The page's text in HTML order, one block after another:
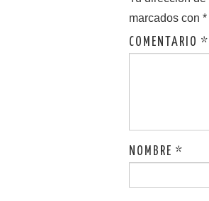
k
marcados con *
COMENTARIO *
NOMBRE *